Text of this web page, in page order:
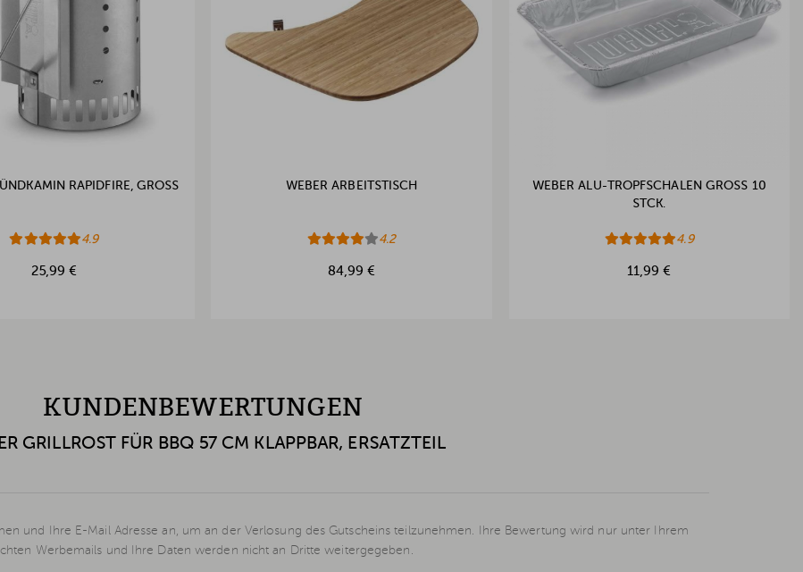
RAPIDFIRE, GROSS
4.9
25,99 €
WEBER ARBEITSTISCH
4.2
84,99 €
WEBER ALU-TROPFSCHALEN GROSS 10 S
TCK.
4.9
11,99 €
KUNDENBEWERTUNGEN
GRILLROST FÜR BBQ 57 CM KLAPPBAR, ERSATZTEIL
und Ihre E-Mail Adresse an, um an der Verlosung des Gutscheins teilzunehmen. Ihre Bewertung wird nur unter Ihrem
Werbemails und Ihre Daten werden nicht an Dritte weitergegeben.